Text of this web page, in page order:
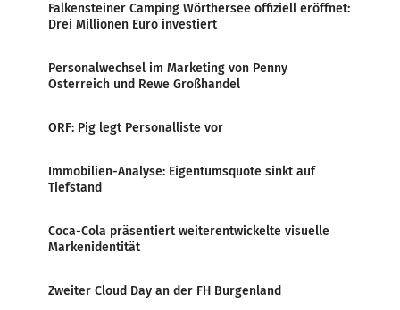
Falkensteiner Camping Wörthersee offiziell eröffnet:
Drei Millionen Euro investiert
Personalwechsel im Marketing von Penny
Österreich und Rewe Großhandel
ORF: Pig legt Personalliste vor
Immobilien-Analyse: Eigentumsquote sinkt auf
Tiefstand
Coca-Cola präsentiert weiterentwickelte visuelle
Markenidentität
Zweiter Cloud Day an der FH Burgenland